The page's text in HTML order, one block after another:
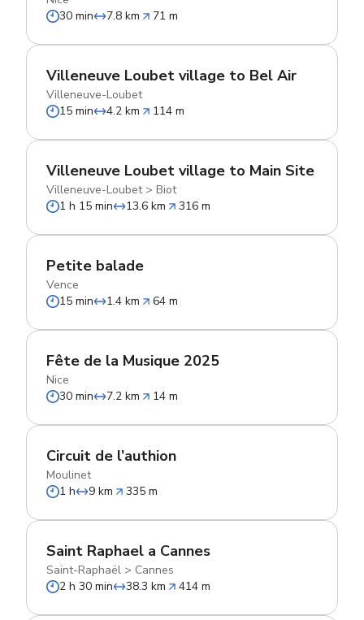
30 min
7.8 km 71 m
Villeneuve Loubet village to Bel Air
Villeneuve-Loubet
15 min
4.2 km 114 m
Villeneuve Loubet village to Main Site
Villeneuve-Loubet> Biot
1 h 15 min
13.6 km 316 m
Petite balade
Vence
15 min
1.4 km 64 m
Fête de la Musique 2025
Nice
30 min
7.2 km 14 m
Circuit de l’authion
Moulinet
1 h
9 km 335 m
Saint Raphael a Cannes
Saint-Raphaël > Cannes
2 h 30 min
38.3 km 414 m